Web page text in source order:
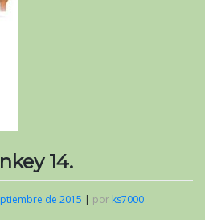
14.
de 2015 | por ks7000